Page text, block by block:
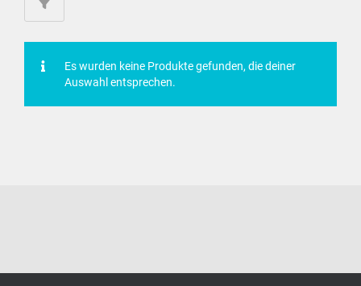
Es wurden keine Produkte gefunden, die deiner
Auswahl entsprechen.